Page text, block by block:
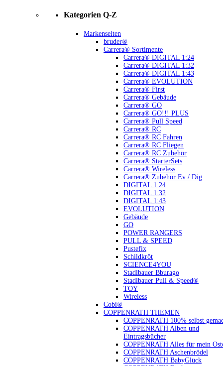
Kategorien Q-Z
Markenseiten
bruder®
Carrera® Sortimente
Carrera® DIGITAL 1:24
Carrera® DIGITAL 1:32
Carrera® DIGITAL 1:43
Carrera® EVOLUTION
Carrera® First
Carrera® Gebäude
Carrera® GO
Carrera® GO!!! PLUS
Carrera® Pull Speed
Carrera® RC
Carrera® RC Fahren
Carrera® RC Fliegen
Carrera® RC Zubehör
Carrera® StarterSets
Carrera® Wireless
Carrera® Zubehör Ev / Dig
DIGITAL 1:24
DIGITAL 1:32
DIGITAL 1:43
EVOLUTION
Gebäude
GO
POWER RANGERS
PULL & SPEED
Pustefix
Schildkröt
SCIENCE4YOU
Stadlbauer Bburago
Stadlbauer Pull & Speed®
TOY
Wireless
Cobi®
COPPENRATH THEMEN
COPPENRATH 100% selbst
COPPENRATH Alben und
Eintragsbücher
COPPENRATH Alles für mein
COPPENRATH Aschenbrödel
COPPENRATH BabyGlück